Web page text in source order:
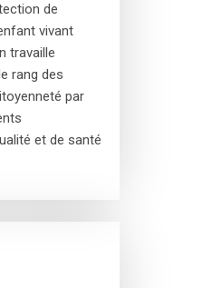
de
vivant
travaille
rang des
par
et de santé